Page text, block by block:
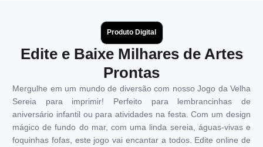
Produto Digital
Edite e Baixe Milhares de Artes
Prontas
Mergulhe em um mundo de diversão com nosso Jogo da Velha
Sereia para imprimir! Perfeito para lembrancinhas de
aniversário infantil ou para atividades na festa. Com um design
mágico de fundo do mar, com uma linda sereia, águas-vivas e
foquinhas fofas, este jogo vai encantar a todos. Edite online de